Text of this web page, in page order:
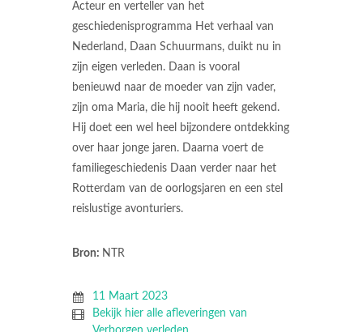
Acteur en verteller van het
geschiedenisprogramma Het verhaal van
Nederland, Daan Schuurmans, duikt nu in
zijn eigen verleden. Daan is vooral
benieuwd naar de moeder van zijn vader,
zijn oma Maria, die hij nooit heeft gekend.
Hij doet een wel heel bijzondere ontdekking
over haar jonge jaren. Daarna voert de
familiegeschiedenis Daan verder naar het
Rotterdam van de oorlogsjaren en een stel
reislustige avonturiers.
Bron: NTR
11 Maart 2023
Bekijk hier alle afleveringen van